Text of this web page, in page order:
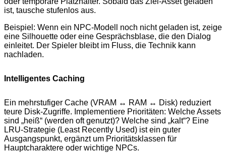
ist, tausche stufenlos aus.
Beispiel: Wenn ein NPC-Modell noch nicht geladen ist, zeige
eine Silhouette oder eine Gesprächsblase, die den Dialog
einleitet. Der Spieler bleibt im Fluss, die Technik kann
nachladen.
Intelligentes Caching
Ein mehrstufiger Cache (VRAM ↔ RAM ↔ Disk) reduziert
teure Disk-Zugriffe. Implementiere Prioritäten: Welche Assets
sind „heiß“ (werden oft genutzt)? Welche sind „kalt“? Eine
LRU-Strategie (Least Recently Used) ist ein guter
Ausgangspunkt, ergänzt um Prioritätsklassen für
Hauptcharaktere oder wichtige NPCs.